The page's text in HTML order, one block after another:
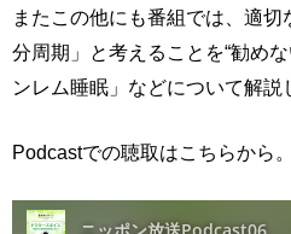
またこの他にも番組では、適
分周期」と考えることを“勧め
ンレム睡眠」などについて解説
Podcastでの聴取はこちらから。